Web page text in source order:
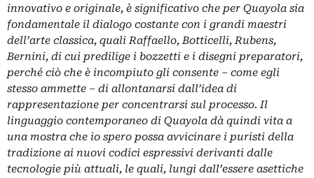
innovativo e originale, è significativo che per Quayola sia
fondamentale il dialogo costante con i grandi maestri
dell’arte classica, quali Raffaello, Botticelli, Rubens,
Bernini, di cui predilige i bozzetti e i disegni preparatori,
perché ciò che è incompiuto gli consente – come egli
stesso ammette – di allontanarsi dall’idea di
rappresentazione per concentrarsi sul processo. Il
linguaggio contemporaneo di Quayola dà quindi vita a
una mostra che io spero possa avvicinare i puristi della
tradizione ai nuovi codici espressivi derivanti dalle
tecnologie più attuali, le quali, lungi dall’essere asettiche